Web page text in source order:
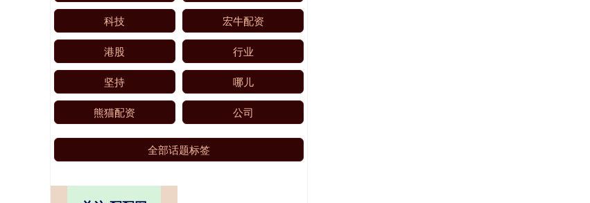
科技 宏牛配资
港股 行业
坚持 哪儿
熊猫配资 公司
全部话题标签